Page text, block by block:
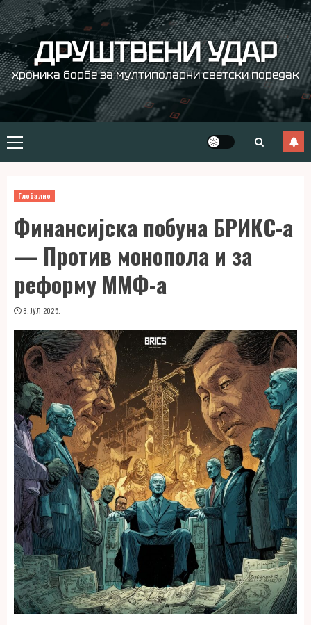
Skip
to
content ДРУШТВЕНИ УДАР
хроника борбе за мултиполарни светски поредак
Primary
Menu
Глобално
Финансијска побуна БРИКС-а
— Против монопола и за
реформу ММФ-а
8. ЈУЛ 2025.